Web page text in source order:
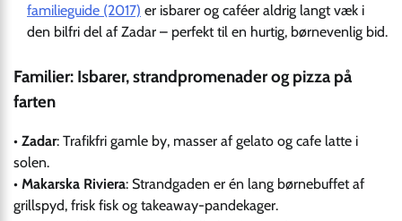
familieguide (2017) er isbarer og caféer aldrig langt væk i
den bilfri del af Zadar – perfekt til en hurtig, børnevenlig bid.
Familier: Isbarer, strandpromenader og pizza på
farten
• Zadar: Trafikfri gamle by, masser af gelato og cafe latte i
solen.
• Makarska Riviera: Strandgaden er én lang børnebuffet af
grillspyd, frisk fisk og takeaway-pandekager.